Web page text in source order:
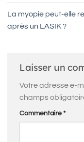
La myopie peut-elle
après un LASIK ?
Laisser un
Votre adresse e-
champs
Commentaire *